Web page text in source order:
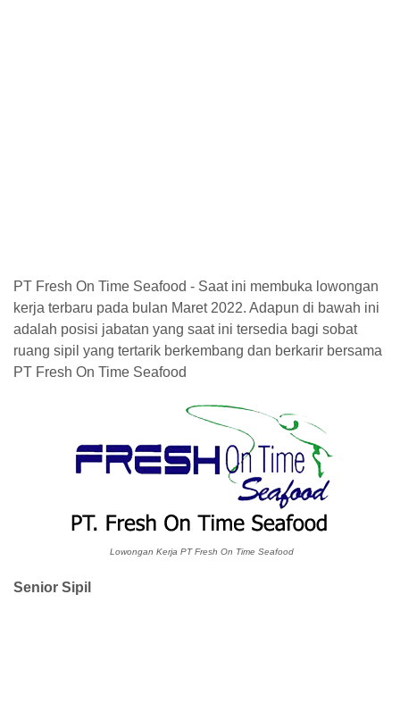
PT Fresh On Time Seafood - Saat ini membuka lowongan
kerja terbaru pada bulan Maret 2022. Adapun di bawah ini
adalah posisi jabatan yang saat ini tersedia bagi sobat
ruang sipil yang tertarik berkembang dan berkarir bersama
PT Fresh On Time Seafood
Lowongan Kerja PT Fresh On Time Seafood
Senior Sipil